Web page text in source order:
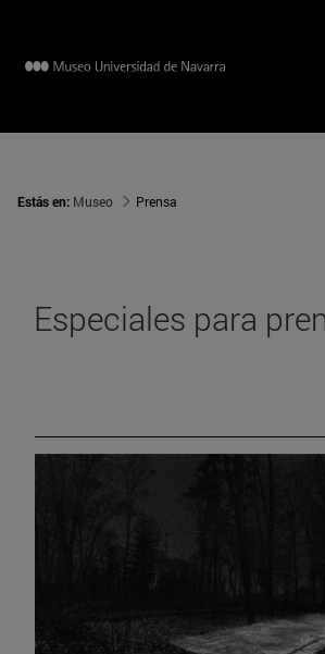
Estás en: Museo Prensa
Especiales para